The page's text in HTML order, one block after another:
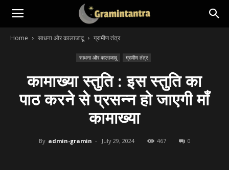
Home साधना और कालाजादू ग्रामीण तंत्र
साधना और कालाजादू ग्रामीण तंत्र
कामाख्या स्तुति : इस स्तुति का
पाठ करने से प्रसन्न हो जाएगी माँ
कामाख्या
By admin-gramin - July 29, 2024 467 0